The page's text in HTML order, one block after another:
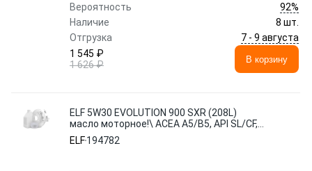
Вероятность
92%
Наличие
8 шт.
Отгрузка
7 - 9 августа
1 545 ₽
1 626 ₽
В корзину
ELF 5W30 EVOLUTION 900 SXR (208L)
масло моторное!\ ACEA A5/B5, API SL/CF,
RENAULT RN0700
ELF194782